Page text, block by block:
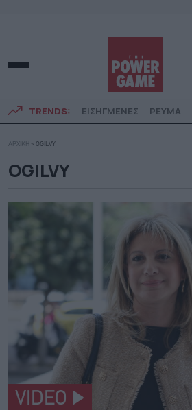
TRENDS: ΕΙΣΗΓΜΕΝΕΣ ΡΕΥΜΑ
ΑΡΧΙΚΗ » OGILVY
OGILVY
VIDEO